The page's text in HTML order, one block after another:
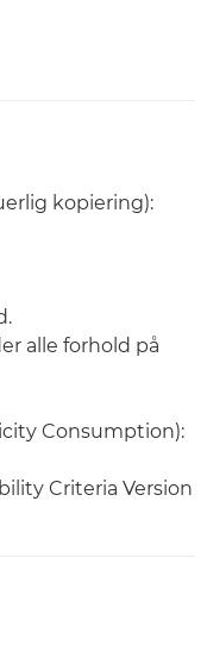
kopiering):
alle forhold på
Consumption):
Criteria Version